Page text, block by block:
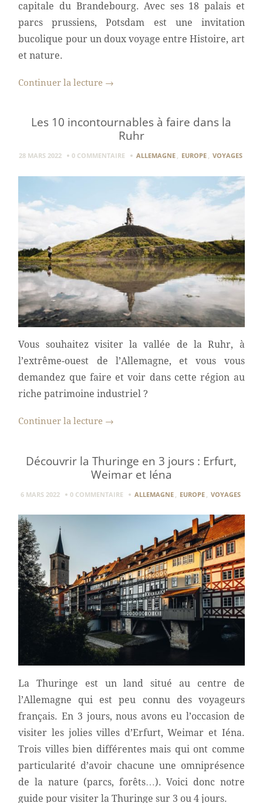
capitale du Brandebourg. Avec ses 18 palais et
parcs prussiens, Potsdam est une invitation
bucolique pour un doux voyage entre Histoire, art
et nature.
Continuer la lecture →
Les 10 incontournables à faire dans la
Ruhr
28 MARS 2022 0 COMMENTAIRE ALLEMAGNE , EUROPE , VOYAGES
Vous souhaitez visiter la vallée de la Ruhr, à
l’extrême-ouest de l’Allemagne, et vous vous
demandez que faire et voir dans cette région au
riche patrimoine industriel ?
Continuer la lecture →
Découvrir la Thuringe en 3 jours : Erfurt,
Weimar et Iéna
6 MARS 2022 0 COMMENTAIRE ALLEMAGNE EUROPE VOYAGES
La Thuringe est un land situé au centre de
l’Allemagne qui est peu connu des voyageurs
français. En 3 jours, nous avons eu l’occasion de
visiter les jolies villes d’Erfurt, Weimar et Iéna.
Trois villes bien différentes mais qui ont comme
particularité d’avoir chacune une omniprésence
de la nature (parcs, forêts…). Voici donc notre
guide pour visiter la Thuringe sur 3 ou 4 jours.